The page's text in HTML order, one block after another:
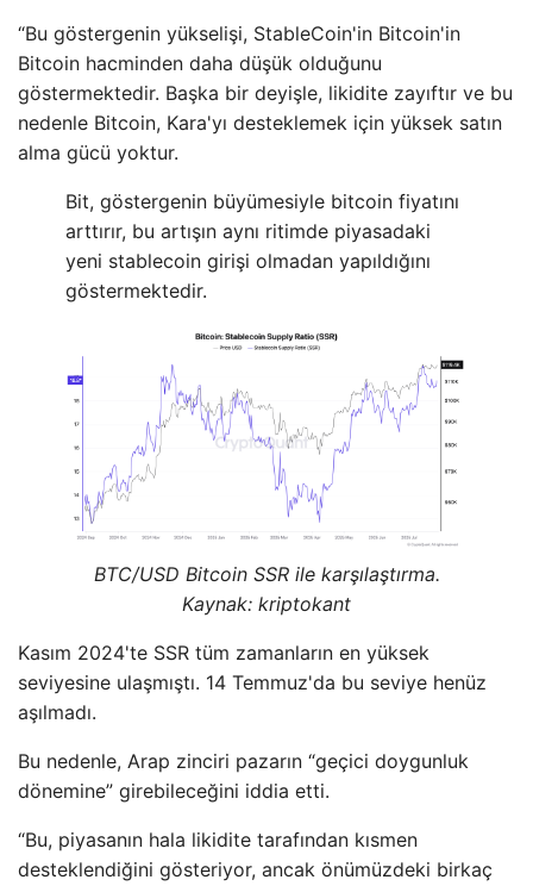
“Bu göstergenin yükselişi, StableCoin'in Bitcoin'in
Bitcoin hacminden daha düşük olduğunu
göstermektedir. Başka bir deyişle, likidite zayıftır ve bu
nedenle Bitcoin, Kara'yı desteklemek için yüksek satın
alma gücü yoktur.
Bit, göstergenin büyümesiyle bitcoin fiyatını
arttırır, bu artışın aynı ritimde piyasadaki
yeni stablecoin girişi olmadan yapıldığını
göstermektedir.
BTC/USD Bitcoin SSR ile karşılaştırma.
Kaynak: kriptokant
Kasım 2024'te SSR tüm zamanların en yüksek
seviyesine ulaşmıştı. 14 Temmuz'da bu seviye henüz
aşılmadı.
Bu nedenle, Arap zinciri pazarın “geçici doygunluk
dönemine” girebileceğini iddia etti.
“Bu, piyasanın hala likidite tarafından kısmen
desteklendiğini gösteriyor, ancak önümüzdeki birkaç